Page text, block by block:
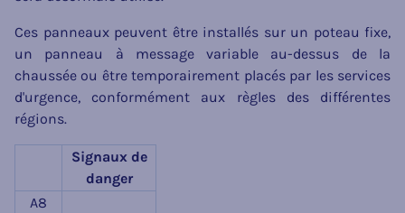
Ces panneaux peuvent être installés sur un poteau fixe,
un panneau à message variable au-dessus de la
chaussée ou être temporairement placés par les services
d'urgence, conformément aux règles des différentes
régions.
Signaux de
danger
A8